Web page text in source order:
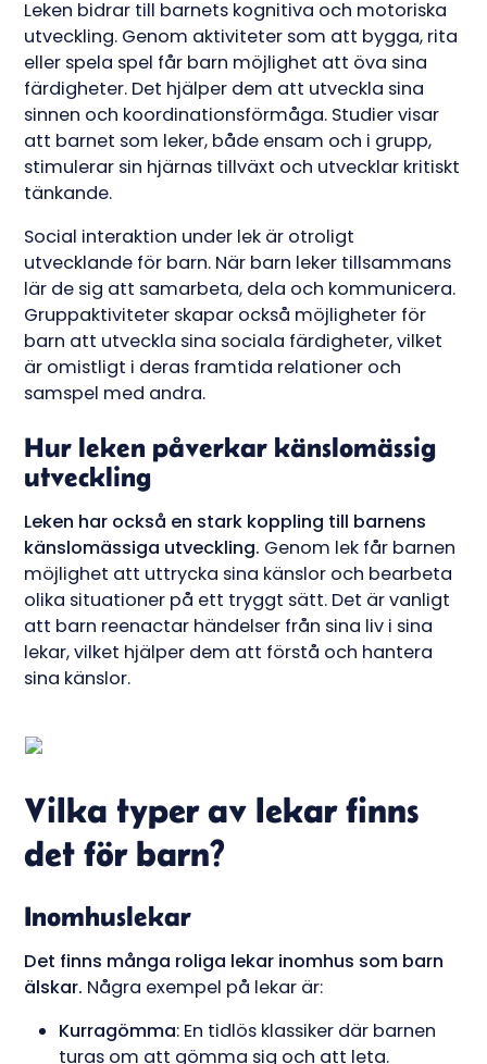
Leken bidrar till barnets kognitiva och motoriska
utveckling. Genom aktiviteter som att bygga, rita
eller spela spel får barn möjlighet att öva sina
färdigheter. Det hjälper dem att utveckla sina
sinnen och koordinationsförmåga. Studier visar
att barnet som leker, både ensam och i grupp,
stimulerar sin hjärnas tillväxt och utvecklar kritiskt
tänkande.
Social interaktion under lek är otroligt
utvecklande för barn. När barn leker tillsammans
lär de sig att samarbeta, dela och kommunicera.
Gruppaktiviteter skapar också möjligheter för
barn att utveckla sina sociala färdigheter, vilket
är omistligt i deras framtida relationer och
samspel med andra.
Hur leken påverkar känslomässig
utveckling
Leken har också en stark koppling till barnens
känslomässiga utveckling. Genom lek får barnen
möjlighet att uttrycka sina känslor och bearbeta
olika situationer på ett tryggt sätt. Det är vanligt
att barn reenactar händelser från sina liv i sina
lekar, vilket hjälper dem att förstå och hantera
sina känslor.
Vilka typer av lekar finns
det för barn?
Inomhuslekar
Det finns många roliga lekar inomhus som barn
älskar. Några exempel på lekar är:
Kurragömma: En tidlös klassiker där barnen
turas om att gömma sig och att leta.